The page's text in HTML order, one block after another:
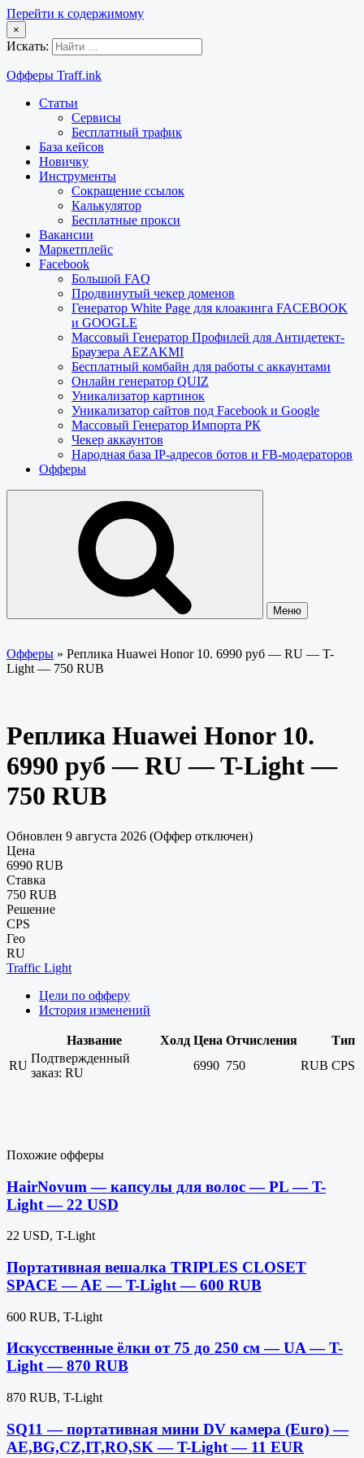
Перейти к содержимому
×
Искать:
Офферы Traff.ink
Статьи
Сервисы
Бесплатный трафик
База кейсов
Новичку
Инструменты
Сокращение ссылок
Калькулятор
Бесплатные прокси
Вакансии
Маркетплейс
Facebook
Большой FAQ
Продвинутый чекер доменов
Генератор White Page для клоакинга FACEBOOK
и GOOGLE
Массовый Генератор Профилей для Антидетект-
Браузера AEZAKMI
Бесплатный комбайн для работы с аккаунтами
Онлайн генератор QUIZ
Уникализатор картинок
Уникализатор сайтов под Facebook и Google
Массовый Генератор Импорта РК
Чекер аккаунтов
Народная база IP-адресов ботов и FB-модераторов
Офферы
Меню
Офферы » Реплика Huawei Honor 10. 6990 руб — RU — T-
Light — 750 RUB
Реплика Huawei Honor 10.
6990 руб — RU — T-Light —
750 RUB
Обновлен 9 августа 2026 (Оффер отключен)
Цена
6990 RUB
Ставка
750 RUB
Решение
CPS
Гео
RU
Traffic Light
Цели по офферу
История изменений
Название Холд Цена Отчисления
Тип
RU
Подтвержденный
заказ: RU
6990 750 RUB CPS
Похожие офферы
HairNovum — капсулы для волос — PL — T-
Light — 22 USD
22 USD, T-Light
Портативная вешалка TRIPLES CLOSET
SPACE — AE — T-Light — 600 RUB
600 RUB, T-Light
Искусственные ёлки от 75 до 250 см — UA — T-
Light — 870 RUB
870 RUB, T-Light
SQ11 — портативная мини DV камера (Euro) —
AE,BG,CZ,IT,RO,SK — T-Light — 11 EUR